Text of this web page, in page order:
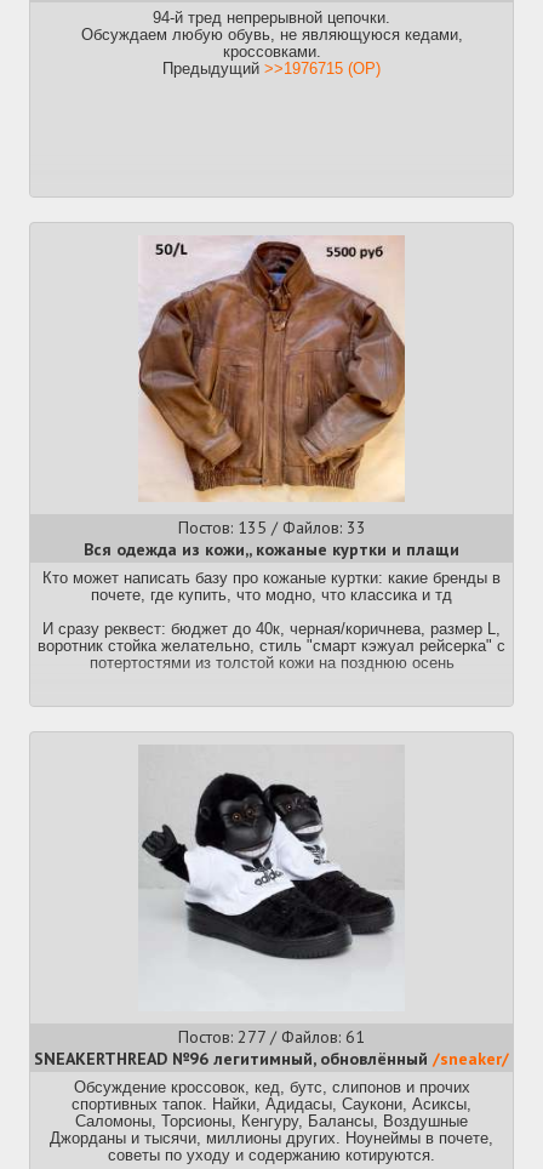
94-й тред непрерывной цепочки.
Обсуждаем любую обувь, не являющуюся кедами,
кроссовками.
Предыдущий >>1976715 (OP)
Постов: 135 / Файлов: 33
Вся одежда из кожи,, кожаные куртки и плащи
Кто может написать базу про кожаные куртки: какие бренды в
почете, где купить, что модно, что классика и тд
И сразу реквест: бюджет до 40к, черная/коричнева, размер L,
воротник стойка желательно, стиль "смарт кэжуал рейсерка" с
потертостями из толстой кожи на позднюю осень
Постов: 277 / Файлов: 61
SNEAKERTHREAD №96 легитимный, обновлённый /sneaker/
Обсуждение кроссовок, кед, бутс, слипонов и прочих
спортивных тапок. Найки, Адидасы, Саукони, Асиксы,
Саломоны, Торсионы, Кенгуру, Балансы, Воздушные
Джорданы и тысячи, миллионы других. Ноунеймы в почете,
советы по уходу и содержанию котируются.